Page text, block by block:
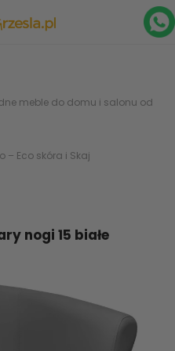
meble do domu i salonu od
– Eco skóra i Skaj
nogi 15 białe